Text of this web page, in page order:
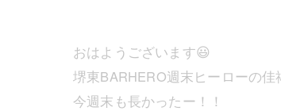
おはようございます😃
堺東BARHERO週末ヒーローの佳
今週末も長かったー！！